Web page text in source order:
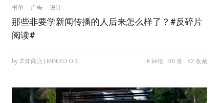
书单 广告 设计
那些非要学新闻传播的人后来怎么样了？#反碎片
阅读#
by 未知商店 | MINDSTORE 6 评论 80 赞 52 收藏